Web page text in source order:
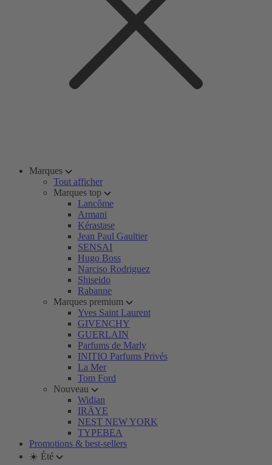
Marques
Tout afficher
Marques top
Lancôme
Armani
Kérastase
Jean Paul Gaultier
SENSAI
Hugo Boss
Narciso Rodriguez
Shiseido
Rabanne
Marques premium
Yves Saint Laurent
GIVENCHY
GUERLAIN
Parfums de Marly
INITIO Parfums Privés
La Mer
Tom Ford
Nouveau
Widian
IRÄYE
NEST NEW YORK
TYPEBEA
Promotions & best-sellers
☀️ Été